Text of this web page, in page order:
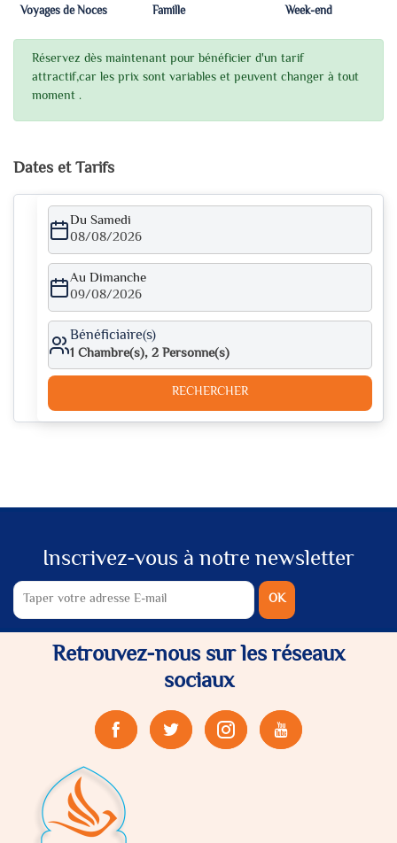
Voyages de Noces Famille Week-end
Réservez dès maintenant pour bénéficier d'un tarif
attractif,car les prix sont variables et peuvent changer à tout
moment .
Dates et Tarifs
Du Samedi
08/08/2026
Au Dimanche
09/08/2026
Bénéficiaire(s)
1 Chambre(s),2Personne(s)
RECHERCHER
Inscrivez-vous à notre newsletter
OK
Retrouvez-nous sur les réseaux
sociaux